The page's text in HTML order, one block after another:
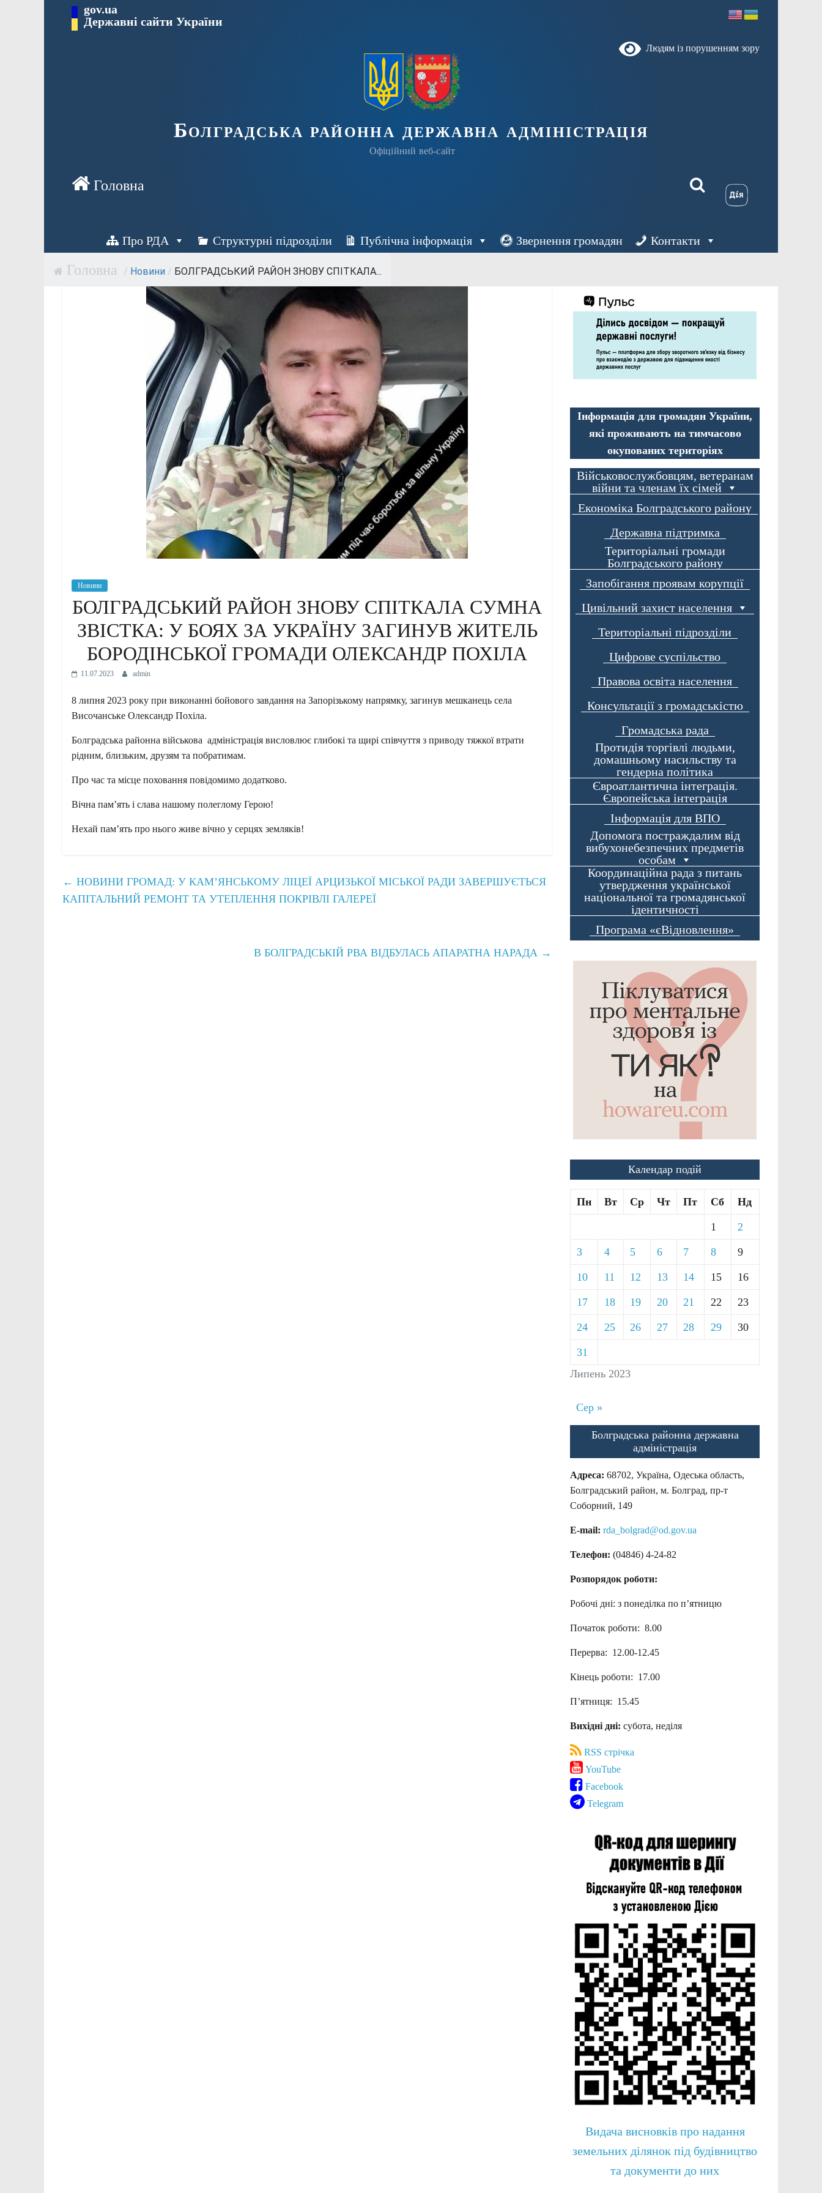
Перейти gov.ua
Державні сайти України
Людям із порушенням зору
Болградська районна державна адміністрація
Офіційний веб-сайт
Про РДА Структурні підрозділи Публічна інформація Звернення громадян Контакти
/ Новини / БОЛГРАДСЬКИЙ РАЙОН ЗНОВУ СПІТКАЛА...
Новини
БОЛГРАДСЬКИЙ РАЙОН ЗНОВУ СПІТКАЛА СУМНА
ЗВІСТКА: У БОЯХ ЗА УКРАЇНУ ЗАГИНУВ ЖИТЕЛЬ
БОРОДІНСЬКОЇ ГРОМАДИ ОЛЕКСАНДР ПОХІЛА
11.07.2023 admin
8 липня 2023 року при виконанні бойового завдання на Запорізькому напрямку, загинув мешканець села
Височанське Олександр Похіла.
Болградська районна військова адміністрація висловлює глибокі та щирі співчуття з приводу тяжкої втрати
рідним, близьким, друзям та побратимам.
Про час та місце поховання повідомимо додатково.
Вічна пам’ять і слава нашому полеглому Герою!
Нехай пам’ять про нього живе вічно у серцях земляків!
← НОВИНИ ГРОМАД: У КАМ’ЯНСЬКОМУ ЛІЦЕЇ АРЦИЗЬКОЇ МІСЬКОЇ РАДИ ЗАВЕРШУЄТЬСЯ
КАПІТАЛЬНИЙ РЕМОНТ ТА УТЕПЛЕННЯ ПОКРІВЛІ ГАЛЕРЕЇ
В БОЛГРАДСЬКІЙ РВА ВІДБУЛАСЬ АПАРАТНА НАРАДА →
Інформація для громадян України,
які проживають на тимчасово
окупованих територіях
Військовослужбовцям, ветеранам
війни та членам їх сімей
Економіка Болградського району
Державна підтримка
Територіальні громади
Болградського району
Запобігання проявам корупції
Цивільний захист населення
Територіальні підрозділи
Цифрове суспільство
Правова освіта населення
Консультації з громадськістю
Громадська рада
Протидія торгівлі людьми,
домашньому насильству та
гендерна політика
Євроатлантична інтеграція.
Європейська інтеграція
Інформація для ВПО
Допомога постраждалим від
вибухонебезпечних предметів
особам
Координаційна рада з питань
утвердження української
національної та громадянської
ідентичності
Програма «єВідновлення»
Календар подій
Липень 2023
Пн Вт Ср Чт Пт Сб Нд
1 2
3 4 5 6 7 8 9
10 11 12 13 14 15 16
17 18 19 20 21 22 23
24 25 26 27 28 29 30
31
Сер »
Болградська районна державна
адміністрація
Адреса: 68702, Україна, Одеська область,
Болградський район, м. Болград, пр-т
Соборний, 149
E-mail: rda_bolgrad@od.gov.ua
Телефон: (04846) 4-24-82
Розпорядок роботи:
Робочі дні: з понеділка по п’ятницю
Початок роботи: 8.00
Перерва: 12.00-12.45
Кінець роботи: 17.00
П’ятниця: 15.45
Вихідні дні: субота, неділя
RSS стрічка
YouTube
Facebook
Telegram
Видача висновків про надання
земельних ділянок під будівництво
та документи до них